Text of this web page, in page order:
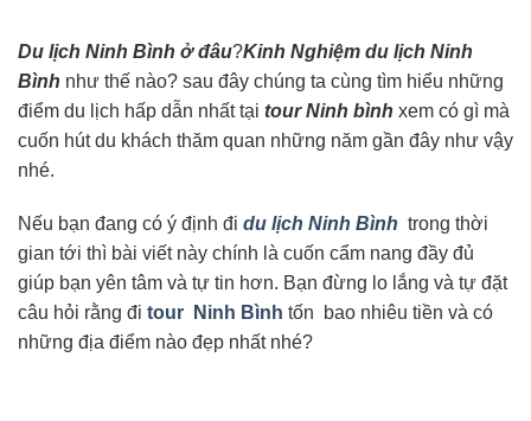
Du lịch Ninh Bình ở đâu?Kinh Nghiệm du lịch Ninh
Bình như thế nào? sau đây chúng ta cùng tìm hiểu những
điểm du lịch hấp dẫn nhất tại tour Ninh bình xem có gì mà
cuốn hút du khách thăm quan những năm gần đây như vậy
nhé.
Nếu bạn đang có ý định đi du lịch Ninh Bình trong thời
gian tới thì bài viết này chính là cuốn cẩm nang đầy đủ
giúp bạn yên tâm và tự tin hơn. Bạn đừng lo lắng và tự đặt
câu hỏi rằng đi tour Ninh Bình tốn bao nhiêu tiền và có
những địa điểm nào đẹp nhất nhé?